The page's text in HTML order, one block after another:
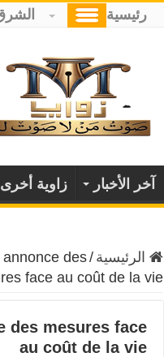
رئيسية
آخر الأخبار زاوية أخرى
الرئيسية /
des
face au coût de la vie
des mesures face
au coût de la vie